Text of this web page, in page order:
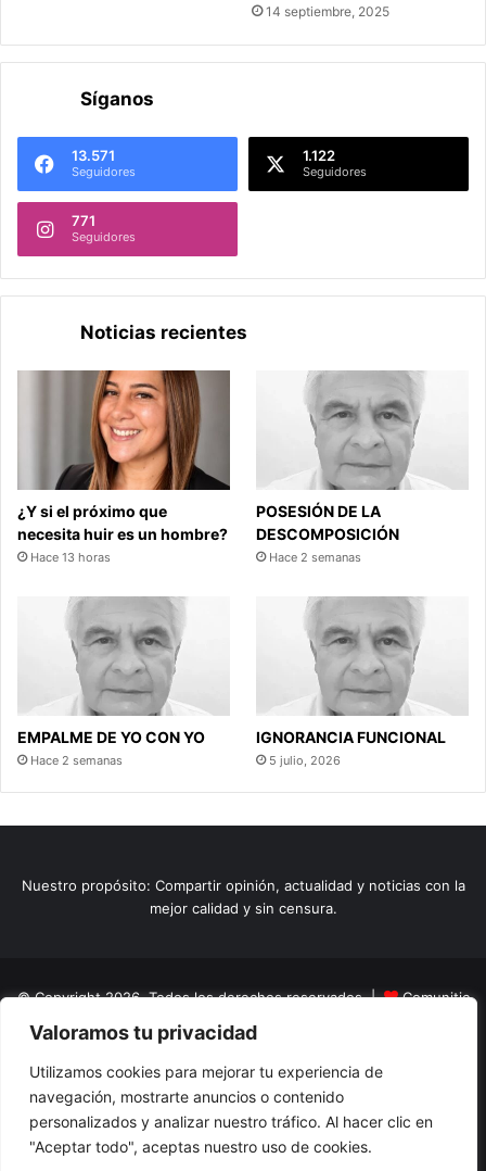
Valoramos tu privacidad
Utilizamos cookies para mejorar tu experiencia de
navegación, mostrarte anuncios o contenido
personalizados y analizar nuestro tráfico. Al hacer clic en
"Aceptar todo", aceptas nuestro uso de cookies.
14 septiembre, 2025
Síganos
13.571
Seguidores
1.122
Seguidores
771
Seguidores
Noticias recientes
¿Y si el próximo que
necesita huir es un hombre?
Hace 13 horas
POSESIÓN DE LA
DESCOMPOSICIÓN
Hace 2 semanas
EMPALME DE YO CON YO
Hace 2 semanas
IGNORANCIA FUNCIONAL
5 julio, 2026
Nuestro propósito: Compartir opinión, actualidad y noticias con la
mejor calidad y sin censura.
© Copyright 2026, Todos los derechos reservados |
Comunitic
SAS BICNit 901228106
Home
Actualidad Variedades Opinion Turismo
El Tinteadero
Caricaturas Reportajes
FacebookYouTubeInstagram